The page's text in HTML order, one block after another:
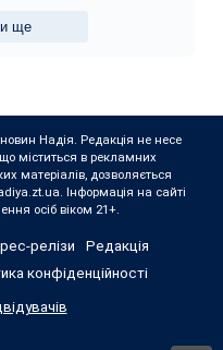
ще
Надія. Редакція не несе
міститься в рекламних
матеріалів, дозволяється
Інформація на сайті
осіб віком 21+.
релізи
Редакція
конфіденційності